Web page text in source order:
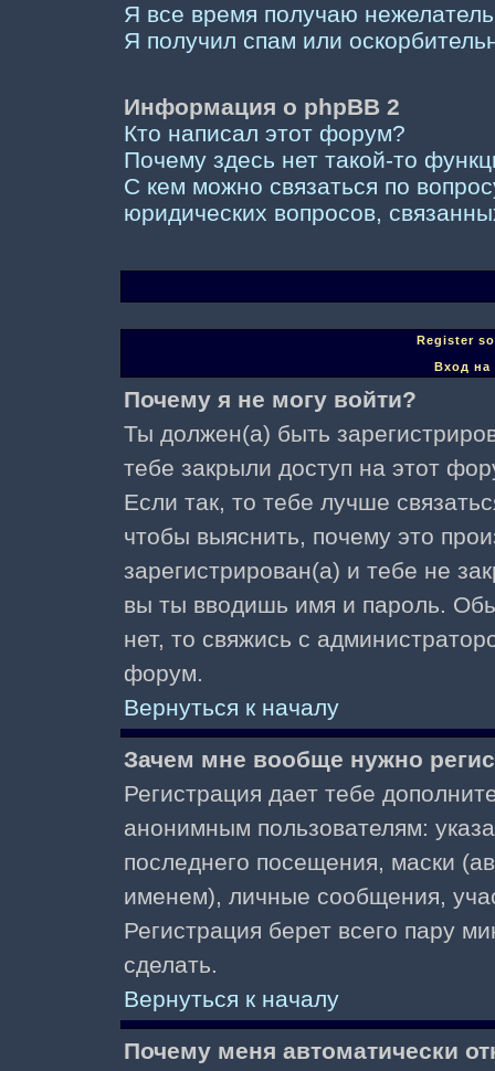
Я все время получаю
Я получил спам или
Информация о phpBB 2
Кто написал этот форум?
Почему здесь нет такой-то
С кем можно связаться по
юридических вопросов,
Register
Вход на
Почему я не могу войти?
Ты должен(а) быть
тебе закрыли доступ на этот
Если так, то тебе лучше
чтобы выяснить, почему это
зарегистрирован(а) и тебе не
вы ты вводишь имя и пароль.
нет, то свяжись с
форум.
Вернуться к началу
Зачем мне вообще нужно
Регистрация дает тебе
анонимным пользователям:
последнего посещения, маски
именем), личные сообщения,
Регистрация берет всего пару
сделать.
Вернуться к началу
Почему меня автоматически